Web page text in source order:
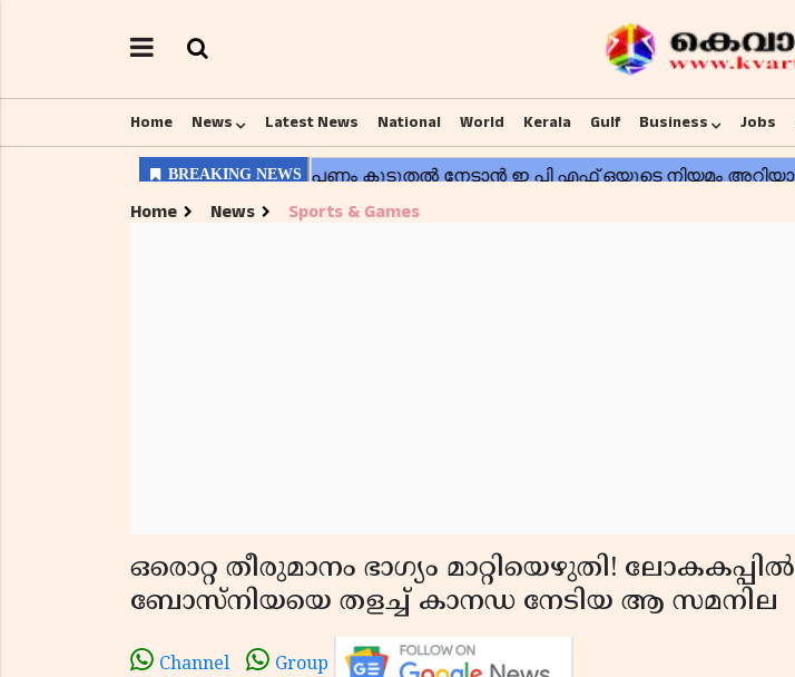
Home News Latest News National World Kerala Gulf Business Jobs
Home News Sports & Games
ഒരൊറ്റ തീരുമാനം ഭാഗ്യം മാറ്റിയെഴുതി! ലോകകപ്പിൽ
ബോസ്നിയയെ തളച്ച് കാനഡ നേടിയ ആ സമനില
Channel Group